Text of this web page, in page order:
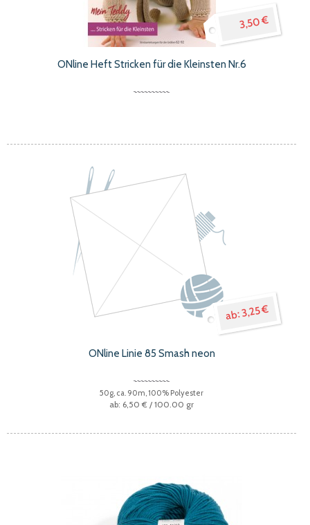
3,50 €
ONline Heft Stricken für die Kleinsten Nr.6
3,25 €
ONline Linie 85 Smash neon
50g, ca. 90m, 100% Polyester
6,50 € / 100.00 gr